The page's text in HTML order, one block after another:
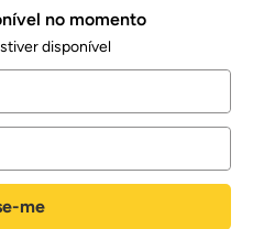
no momento
disponível